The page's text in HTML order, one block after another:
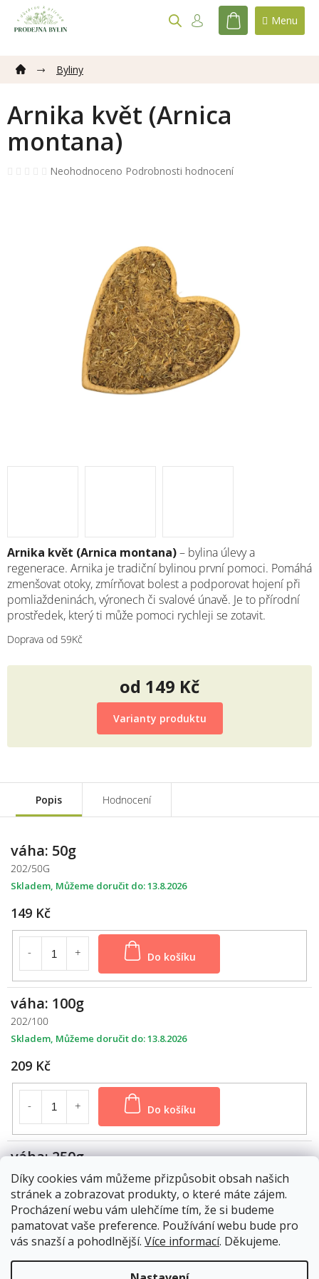
Díky cookies vám můžeme přizpůsobit obsah našich
stránek a zobrazovat produkty, o které máte zájem.
Procházení webu vám ulehčíme tím, že si budeme
pamatovat vaše preference. Používání webu bude pro
vás snazší a pohodlnější. Více informací. Děkujeme.
obsah
NÁKUPNÍ
Byliny
Arnika květ (Arnica
montana)
Průměrné
Neohodnoceno Podrobnosti hodnocení
Arnika květ (Arnica montana)– bylina úlevy a
regenerace. Arnika je tradiční bylinou první pomoci. Pomáhá
zmenšovat otoky, zmírňovat bolest a podporovat hojení při
pomliaždeninách, výronech či svalové únavě. Je to přírodní
prostředek, který ti může pomoci rychleji se zotavit.
Doprava od 59Kč
od 149 Kč
Měrná
cena:
Varianty produktu
Popis Hodnocení
váha: 50g
202/50G
149 Kč
Do košíku
Skladem 13.8.2026
váha: 100g
202/100
209 Kč
Do košíku
Skladem 13.8.2026
váha: 250g
202/250
499 Kč
Skladem 13.8.2026